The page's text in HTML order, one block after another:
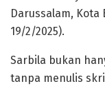
Darussalam, Kota
19/2/2025).
Sarbila bukan
tanpa menulis